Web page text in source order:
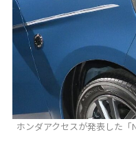
ホンダアクセスが発表した「